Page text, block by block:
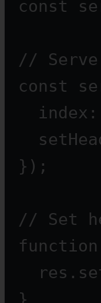
const
//
const
index:
});
// Set
function
res.
}